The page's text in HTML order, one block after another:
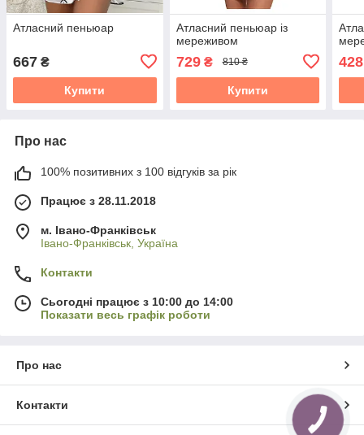
Атласний пеньюар
667 ₴
Купити
Атласний пеньюар із
мереживом
729₴ 810 ₴
Купити
Про нас
100% позитивних з 100 відгуків за рік
Працює з 28.11.2018
м. Івано-Франківськ
Івано-Франківськ, Україна
Контакти
Сьогодні працює з 10:00 до 14:00
Показати весь графік роботи
Про нас
Контакти
КНОПКА
ЗВ'ЯЗКУ